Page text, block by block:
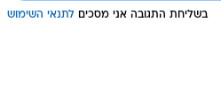
בשליחת התגובה אני מסכים לתנאי השימוש